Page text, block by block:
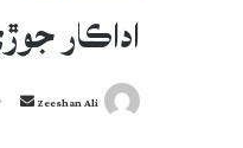
اداڪار جوڙي
Zeeshan Ali
Send